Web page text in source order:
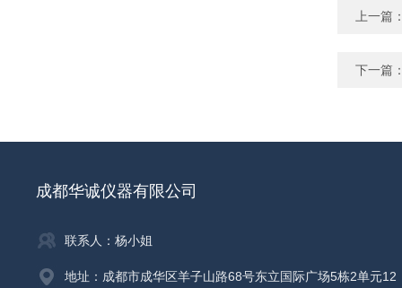
上一篇
下一篇
成都华诚仪器有限公司
联系人：杨小姐
地址：成都市成华区羊子山路68号东立国际广场5栋2单元12